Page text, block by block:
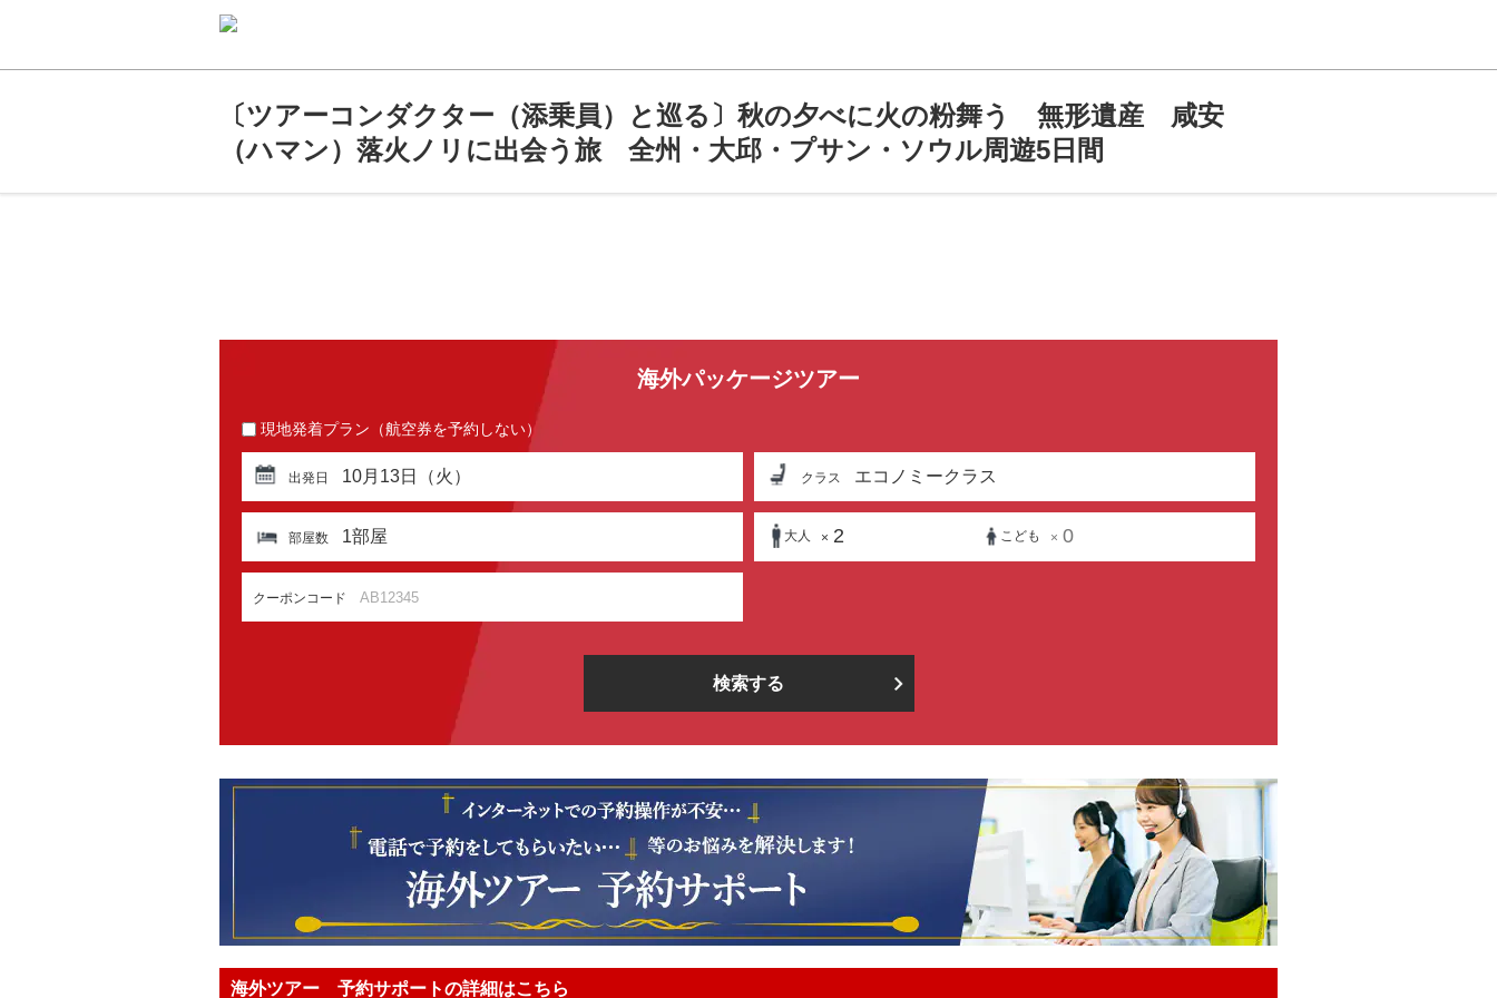
〔ツアーコンダクター（添乗員）と巡る〕秋の夕べに火の粉舞う 無形遺産 咸安
（ハマン）落火ノリに出会う旅 全州・大邱・プサン・ソウル周遊5日間
海外パッケージツアー
現地発着プラン（航空券を予約しない）
出発日 10月13日（火） クラス エコノミークラス
部屋数 1部屋 大人 × 2 こども × 0
クーポンコード
検索する
海外ツアー 予約サポートの詳細はこちら